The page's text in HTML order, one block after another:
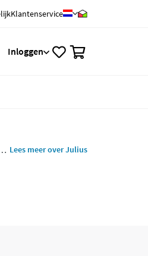
Klantenservice
Inloggen
Lees meer over Julius